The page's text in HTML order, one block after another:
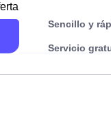
Sencillo y
Servicio